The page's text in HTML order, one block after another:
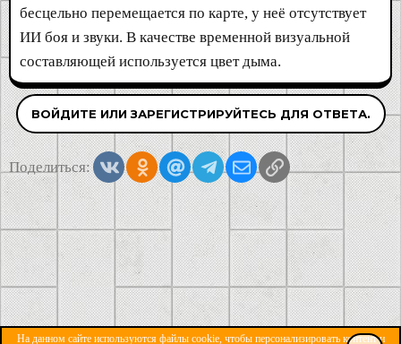
бесцельно перемещается по карте, у неё отсутствует
ИИ боя и звуки. В качестве временной визуальной
составляющей используется цвет дыма.
ВОЙДИТЕ ИЛИ ЗАРЕГИСТРИРУЙТЕСЬ ДЛЯ ОТВЕТА.
Поделиться: VkontakteOdnoklassniki
Mail.ruTelegramЭлектронная почта
Ссылка
На данном сайте используются файлы cookie, чтобы персонализировать контент и